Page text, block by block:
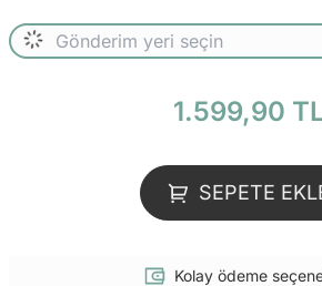
1.599,90
SEPETE
Kolay ödeme